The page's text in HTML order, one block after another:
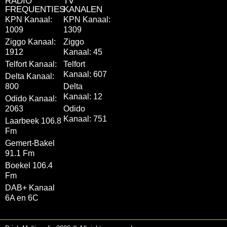
FREQUENTIES
KPN Kanaal:
1009
Ziggo Kanaal:
1912
Telfort Kanaal:
Delta Kanaal:
800
Odido Kanaal:
2063
Laarbeek 106.8
Fm
Gemert-Bakel
91.1 Fm
Boekel 106.4
Fm
DAB+ Kanaal
6A en 6C
KANALEN
KPN Kanaal:
1309
Ziggo
Kanaal: 45
Telfort
Kanaal: 607
Delta
Kanaal: 12
Odido
Kanaal: 751